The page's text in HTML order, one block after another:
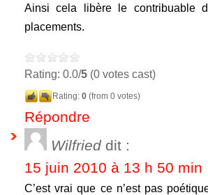
Ainsi cela libère le contribuable
placements.
Rating: 0.0/5 (0 votes cast)
Rating: 0 (from 0 votes)
Répondre
Wilfried dit :
15 juin 2010 à 13 h 50 min
C’est vrai que ce n’est pas